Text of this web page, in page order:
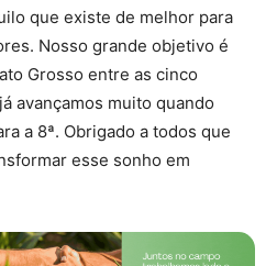
que existe de melhor para
Nosso grande objetivo é
Grosso entre as cinco
avançamos muito quando
a 8ª. Obrigado a todos que
esse sonho em